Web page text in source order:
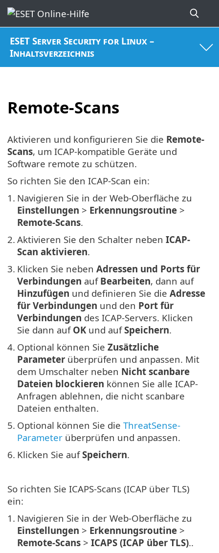
ESET Server Security for Linux –
Inhaltsverzeichnis
Remote-Scans
Aktivieren und konfigurieren Sie die Remote-
Scans, um ICAP-kompatible Geräte und
Software remote zu schützen.
So richten Sie den ICAP-Scan ein:
1. Navigieren Sie in der Web-Oberfläche zu
Einstellungen > Erkennungsroutine >
Remote-Scans.
2. Aktivieren Sie den Schalter neben ICAP-
Scan aktivieren.
3. Klicken Sie neben Adressen und Ports für
Verbindungen auf Bearbeiten, dann auf
Hinzufügen und definieren Sie die Adresse
für Verbindungen und den Port für
Verbindungen des ICAP-Servers. Klicken
Sie dann auf OKund aufSpeichern.
4. Optional können Sie Zusätzliche
Parameter überprüfen und anpassen. Mit
dem Umschalter neben Nicht scanbare
Dateien blockieren können Sie alle ICAP-
Anfragen ablehnen, die nicht scanbare
Dateien enthalten.
5. Optional können Sie die ThreatSense-
Parameter überprüfen und anpassen.
6. Klicken Sie aufSpeichern.
So richten Sie ICAPS-Scans (ICAP über TLS)
ein:
1. Navigieren Sie in der Web-Oberfläche zu
Einstellungen > Erkennungsroutine >
Remote-Scans > ICAPS (ICAP über TLS)..